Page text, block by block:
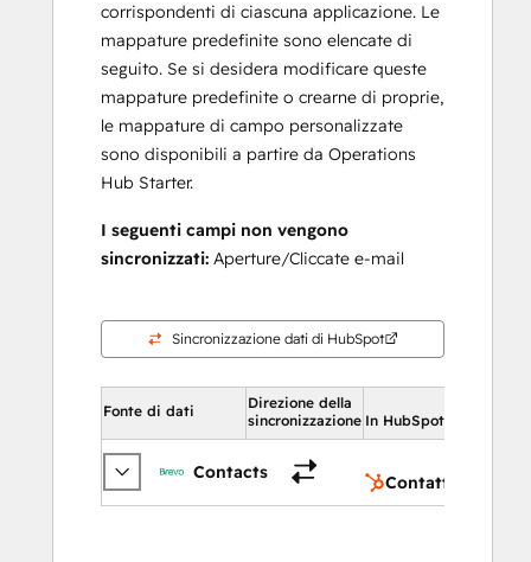
corrispondenti di ciascuna applicazione. Le
mappature predefinite sono elencate di
seguito. Se si desidera modificare queste
mappature predefinite o crearne di proprie,
le mappature di campo personalizzate
sono disponibili a partire da Operations
Hub Starter.
I seguenti campi non vengono
sincronizzati: Aperture/Cliccate e-mail
Sincronizzazione dati di HubSpot
Fonte di dati
Direzione della
sincronizzazione In HubSpot
Contacts
Contatti